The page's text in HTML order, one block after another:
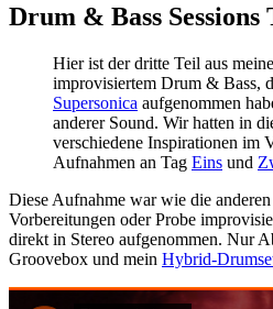
Drum & Bass Sessions
Hier ist der dritte Teil aus
improvisiertem Drum & Bass,
Supersonica aufgenommen
anderer Sound. Wir hatten in
verschiedene Inspirationen im
Aufnahmen an Tag Eins und
Diese Aufnahme war wie die
Vorbereitungen oder Probe
direkt in Stereo aufgenommen. Nur
Groovebox und mein Hybrid-